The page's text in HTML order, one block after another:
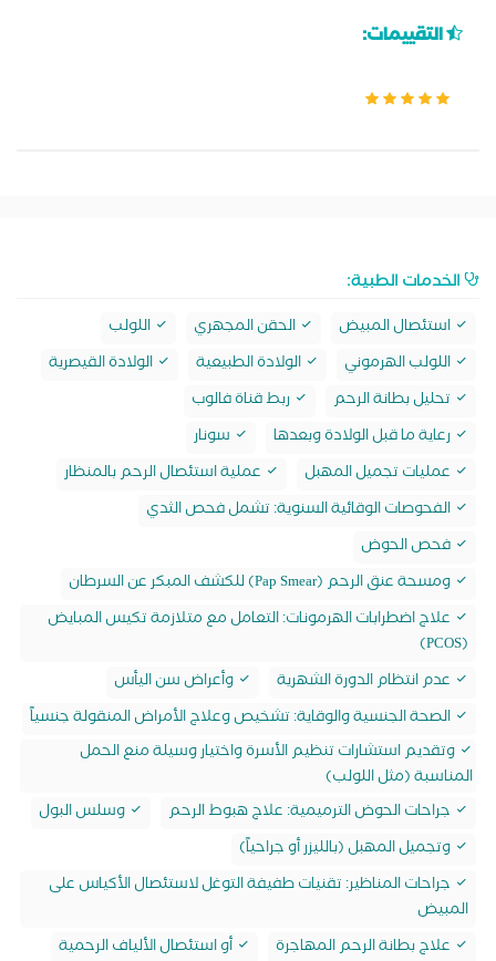
التقييمات:
الخدمات الطبية:
استئصال المبيض الحقن المجهري
اللولب
اللولب الهرموني
الولادة الطبيعية
الولادة القيصرية
تحليل بطانة الرحم
ربط قناة فالوب
رعاية ما قبل الولادة وبعدها
سونار
عمليات تجميل المهبل
عملية استئصال الرحم بالمنظار
الفحوصات الوقائية السنوية: تشمل فحص الثدي
فحص الحوض
ومسحة عنق الرحم (Pap Smear) للكشف المبكر عن السرطان
علاج اضطرابات الهرمونات: التعامل مع متلازمة تكيس المبايض
(PCOS)
عدم انتظام الدورة الشهرية
وأعراض سن اليأس
الصحة الجنسية والوقاية: تشخيص وعلاج الأمراض المنقولة جنسياً
وتقديم استشارات تنظيم الأسرة واختيار وسيلة منع الحمل
المناسبة (مثل اللولب)
جراحات الحوض الترميمية: علاج هبوط الرحم
وسلس البول
وتجميل المهبل (بالليزر أو جراحياً)
جراحات المناظير: تقنيات طفيفة التوغل لاستئصال الأكياس على
المبيض
علاج بطانة الرحم المهاجرة
أو استئصال الألياف الرحمية